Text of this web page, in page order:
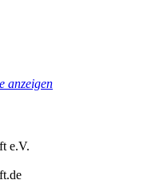
anzeigen
e.V.